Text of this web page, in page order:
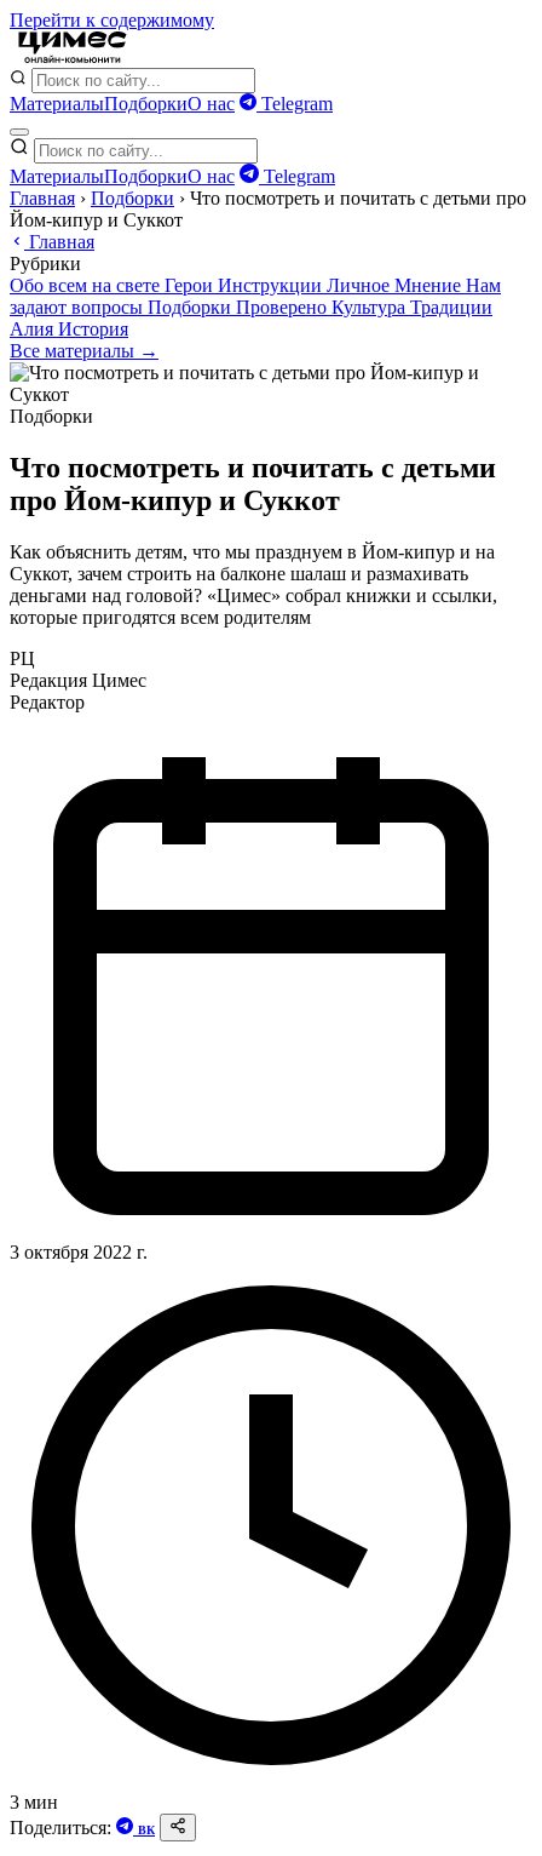
Перейти к содержимому
МатериалыПодборкиО нас Telegram
МатериалыПодборкиО нас
Telegram
Главная › Подборки › Что посмотреть и почитать с детьми про
Йом-кипур и Суккот
Главная
Рубрики
Обо всем на свете Герои Инструкции Личное Мнение Нам
задают вопросы Подборки Проверено Культура Традиции
Алия История
Все материалы →
Подборки
Что посмотреть и почитать с детьми
про Йом-кипур и Суккот
Как объяснить детям, что мы празднуем в Йом-кипур и на
Суккот, зачем строить на балконе шалаш и размахивать
деньгами над головой? «Цимес» собрал книжки и ссылки,
которые пригодятся всем родителям
РЦ
Редакция Цимес
Редактор
3 октября 2022 г.
3 мин
Поделиться:
ВК